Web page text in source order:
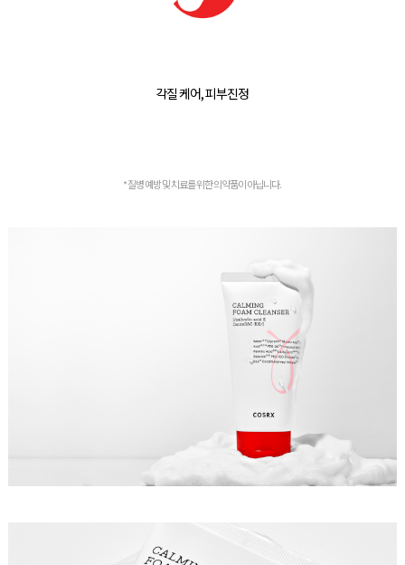
각질 케어, 피부진정
* 질병 예방 및 치료를 위한 의약품이 아닙니다.